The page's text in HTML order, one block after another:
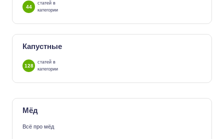
44
статей в
категории
Капустные
128
статей в
категории
Мёд
Всё про мёд